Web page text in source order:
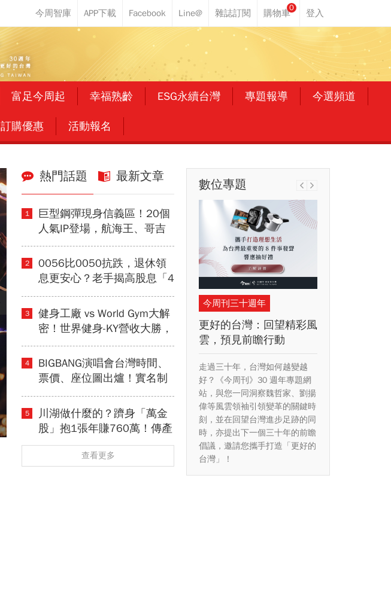
0
富足今周起 幸福熟齡 ESG永續台灣 專題報導 今選頻道
訂購優惠 活動報名
熱門話題 最新文章
1
巨型鋼彈現身信義區！20個
人氣IP登場，航海王、哥吉
拉、七龍珠、寶可夢…盤點
打卡熱點，活動只到這天
2
0056比0050抗跌，退休領
息更安心？老手揭高股息「4
大致命傷」：股息再投入也
追不上，13年總報酬竟輸
600％
3
健身工廠 vs World Gym大解
密！世界健身-KY營收大勝，
獲利卻輸給柏文？教練課、
會籍…誰才是真正賺錢金雞
母？
4
BIGBANG演唱會台灣時間、
票價、座位圖出爐！實名制
台北高雄4場搶票日期、售票
平台…GD/大聲/太陽全來了
5
川湖做什麼的？躋身「萬金
股」抱1張年賺760萬！傳產
鐵工廠如何翻身「只有兩根
鐵憑什麼賣這麼貴」？
查看更多
數位專題
今周刊三十週年
更好的台灣：回望精彩風
雲，預見前瞻行動
走過三十年，台灣如何越變越
好？《今周刊》30 週年專題網
站，與您一同洞察魏哲家、劉揚
偉等風雲領袖引領變革的關鍵時
刻，並在回望台灣進步足跡的同
時，亦提出下一個三十年的前瞻
倡議，邀請您攜手打造「更好的
台灣」！